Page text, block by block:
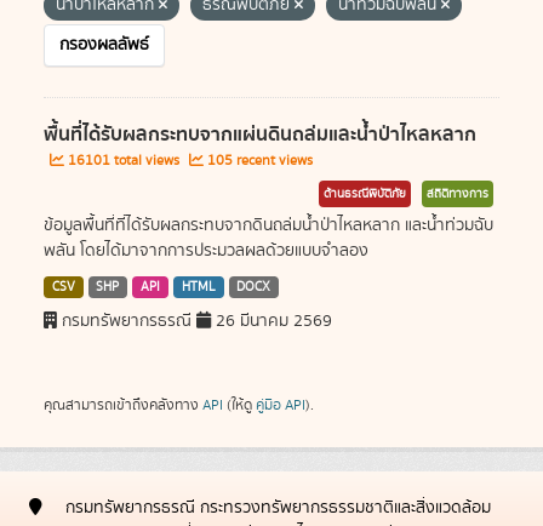
น้ำป่าไหลหลาก
ธรณีพิบัติภัย
น้ำท่วมฉับพลัน
กรองผลลัพธ์
พื้นที่ได้รับผลกระทบจากแผ่นดินถล่มและน้ำป่าไหลหลาก
16101 total views 105 recent views
ด้านธรณีพิบัติภัย สถิติทางการ
ข้อมูลพื้นที่ที่ได้รับผลกระทบจากดินถล่มน้ำป่าไหลหลาก และน้ำท่วมฉับ
พลัน โดยได้มาจากการประมวลผลด้วยแบบจำลอง
CSV SHP API HTML DOCX
กรมทรัพยากรธรณี 26 มีนาคม 2569
คุณสามารถเข้าถึงคลังทาง API (ให้ดู คู่มือ API).
กรมทรัพยากรธรณี กระทรวงทรัพยากรธรรมชาติและสิ่งแวดล้อม